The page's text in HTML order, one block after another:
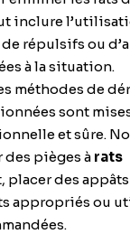
inclure
répulsifs ou
à la situation.
méthodes de
sont
et sûre.
pièges à rats
placer des
appropriés ou